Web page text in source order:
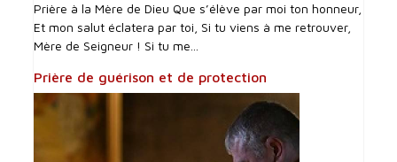
Prière à la Mère de Dieu Que s’élève par moi ton honneur,
Et mon salut éclatera par toi, Si tu viens à me retrouver,
Mère de Seigneur ! Si tu me...
Prière de guérison et de protection